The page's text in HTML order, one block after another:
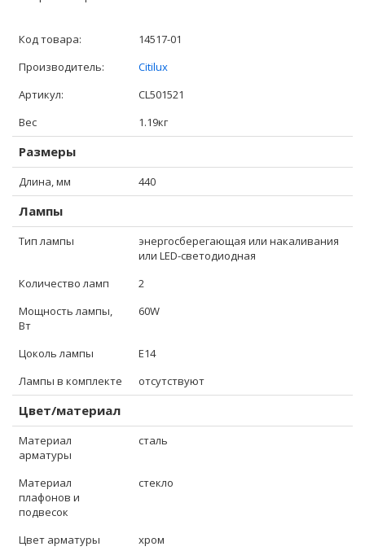
Код товара:
14517-01
Производитель:
Citilux
Артикул:
CL501521
Вес
1.19кг
Размеры
Длина, мм 440
Лампы
Тип лампы
энергосберегающая или накаливания
или LED-светодиодная
Количество ламп
2
Мощность лампы,
Вт
60W
Цоколь лампы
E14
Лампы в комплекте
отсутствуют
Цвет/материал
Материал
арматуры
сталь
Материал
плафонов и
подвесок
стекло
Цвет арматуры хром